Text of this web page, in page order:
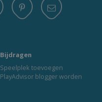
Bijdragen
Speelplek toevoegen
PlayAdvisor blogger worden